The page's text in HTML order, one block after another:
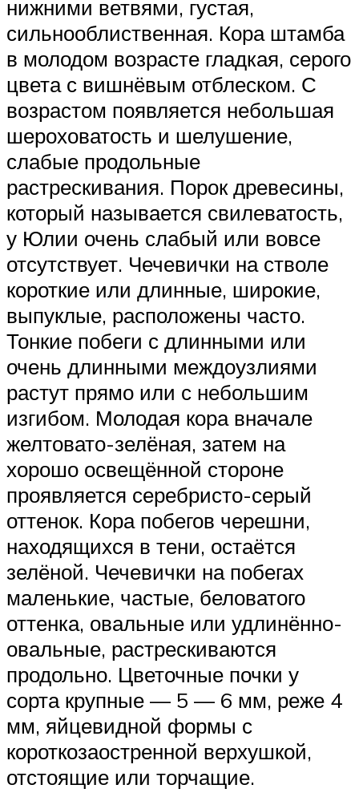
нижними ветвями, густая,
сильнооблиственная. Кора штамба
в молодом возрасте гладкая, серого
цвета с вишнёвым отблеском. С
возрастом появляется небольшая
шероховатость и шелушение,
слабые продольные
растрескивания. Порок древесины,
который называется свилеватость,
у Юлии очень слабый или вовсе
отсутствует. Чечевички на стволе
короткие или длинные, широкие,
выпуклые, расположены часто.
Тонкие побеги с длинными или
очень длинными междоузлиями
растут прямо или с небольшим
изгибом. Молодая кора вначале
желтовато-зелёная, затем на
хорошо освещённой стороне
проявляется серебристо-серый
оттенок. Кора побегов черешни,
находящихся в тени, остаётся
зелёной. Чечевички на побегах
маленькие, частые, беловатого
оттенка, овальные или удлинённо-
овальные, растрескиваются
продольно. Цветочные почки у
сорта крупные — 5 — 6 мм, реже 4
мм, яйцевидной формы с
короткозаостренной верхушкой,
отстоящие или торчащие.